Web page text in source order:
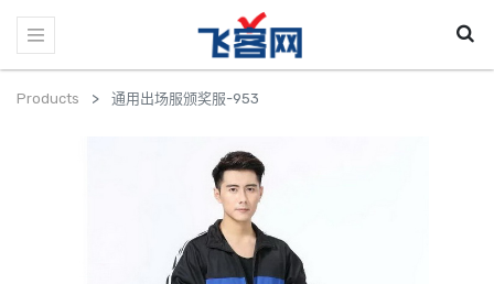
Products 通用出场服颁奖服-953